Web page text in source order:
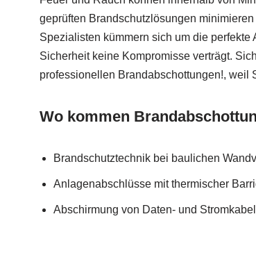
geprüften Brandschutzlösungen
Spezialisten kümmern sich um die perfekte
Sicherheit keine Kompromisse verträgt.
professionellen Brandabschottungen!, weil
Wo kommen
Brandschutztechnik bei baulichen
Anlagenabschlüsse mit thermischer
Abschirmung von Daten- und